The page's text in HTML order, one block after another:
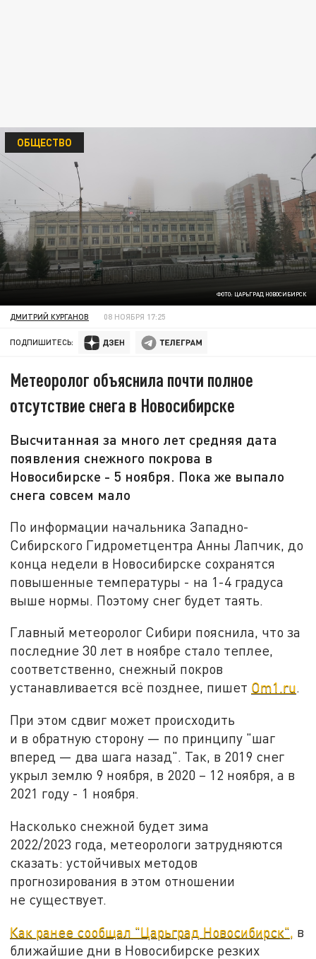
ФОТО: ЦАРЬГРАД НОВОСИБИРСК
ОБЩЕСТВО
ДМИТРИЙ КУРГАНОВ 08 НОЯБРЯ 17:25
ПОДПИШИТЕСЬ:
Метеоролог объяснила почти полное
отсутствие снега в Новосибирске
Высчитанная за много лет средняя дата
появления снежного покрова в
Новосибирске - 5 ноября. Пока же выпало
снега совсем мало
По информации начальника Западно-
Сибирского Гидрометцентра Анны Лапчик, до
конца недели в Новосибирске сохранятся
повышенные температуры - на 1-4 градуса
выше нормы. Поэтому снег будет таять.
Главный метеоролог Сибири пояснила, что за
последние 30 лет в ноябре стало теплее,
соответственно, снежный покров
устанавливается всё позднее, пишет Om1.ru.
При этом сдвиг может происходить
и в обратную сторону — по принципу "шаг
вперед — два шага назад". Так, в 2019 снег
укрыл землю 9 ноября, в 2020 – 12 ноября, а в
2021 году - 1 ноября.
Насколько снежной будет зима
2022/2023 года, метеорологи затрудняются
сказать: устойчивых методов
прогнозирования в этом отношении
не существует.
Как ранее сообщал "Царьград Новосибирск", в
ближайшие дни в Новосибирске резких